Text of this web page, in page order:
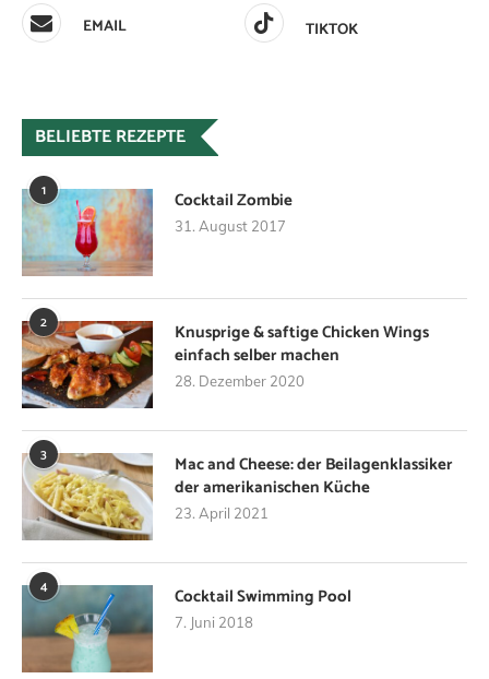
EMAIL
TIKTOK
BELIEBTE REZEPTE
1 Cocktail Zombie
31. August 2017
2
Knusprige & saftige Chicken Wings
einfach selber machen
28. Dezember 2020
3
Mac and Cheese: der Beilagenklassiker
der amerikanischen Küche
23. April 2021
4 Cocktail Swimming Pool
7. Juni 2018